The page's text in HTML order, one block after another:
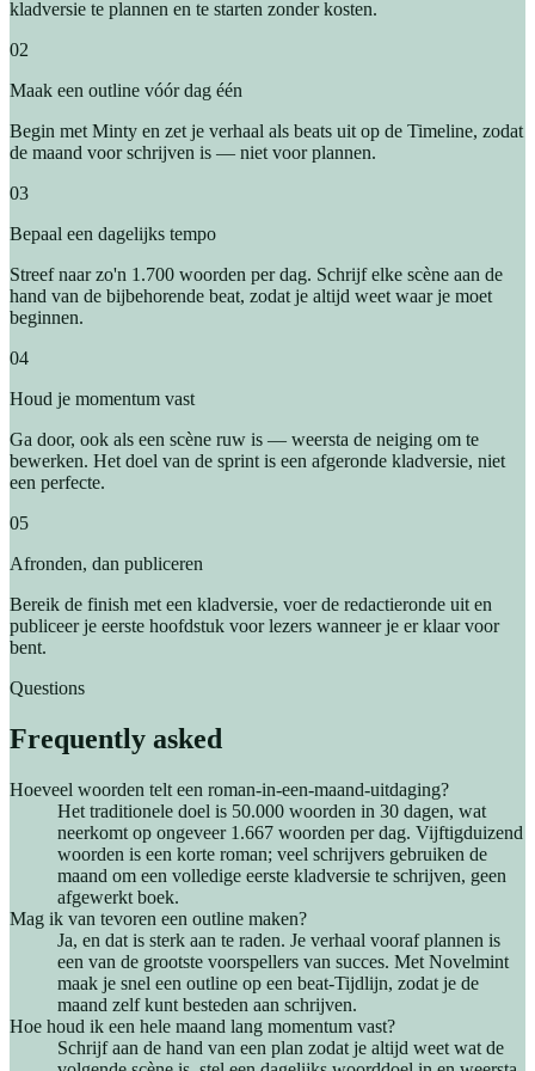
kladversie te plannen en te starten zonder kosten.
02
Maak een outline vóór dag één
Begin met Minty en zet je verhaal als beats uit op de Timeline, zodat
de maand voor schrijven is — niet voor plannen.
03
Bepaal een dagelijks tempo
Streef naar zo'n 1.700 woorden per dag. Schrijf elke scène aan de
hand van de bijbehorende beat, zodat je altijd weet waar je moet
beginnen.
04
Houd je momentum vast
Ga door, ook als een scène ruw is — weersta de neiging om te
bewerken. Het doel van de sprint is een afgeronde kladversie, niet
een perfecte.
05
Afronden, dan publiceren
Bereik de finish met een kladversie, voer de redactieronde uit en
publiceer je eerste hoofdstuk voor lezers wanneer je er klaar voor
bent.
Questions
Frequently asked
Hoeveel woorden telt een roman-in-een-maand-uitdaging?
Het traditionele doel is 50.000 woorden in 30 dagen, wat
neerkomt op ongeveer 1.667 woorden per dag. Vijftigduizend
woorden is een korte roman; veel schrijvers gebruiken de
maand om een volledige eerste kladversie te schrijven, geen
afgewerkt boek.
Mag ik van tevoren een outline maken?
Ja, en dat is sterk aan te raden. Je verhaal vooraf plannen is
een van de grootste voorspellers van succes. Met Novelmint
maak je snel een outline op een beat-Tijdlijn, zodat je de
maand zelf kunt besteden aan schrijven.
Hoe houd ik een hele maand lang momentum vast?
Schrijf aan de hand van een plan zodat je altijd weet wat de